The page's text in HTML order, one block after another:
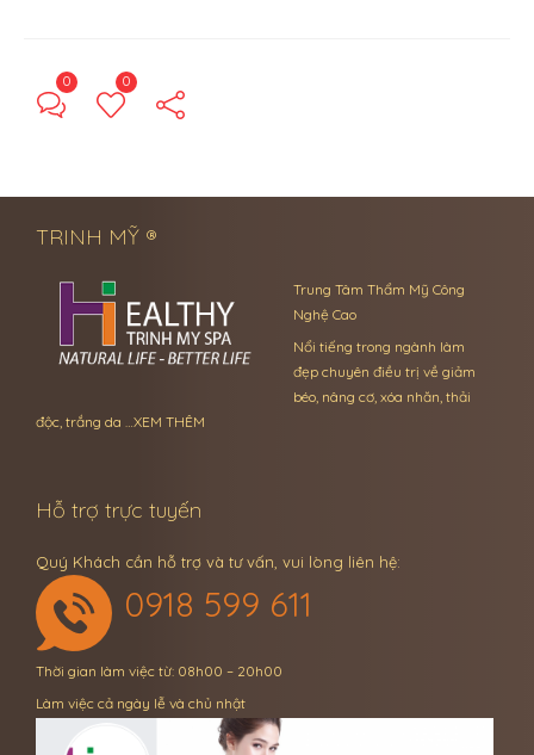
0 0
TRINH MỸ ®
Trung Tâm Thẩm Mỹ Công
Nghệ Cao
Nổi tiếng trong ngành làm
đẹp chuyên điều trị về giảm
béo, nâng cơ, xóa nhăn, thải
độc, trắng da …XEM THÊM
Hỗ trợ trực tuyến
Quý Khách cần hỗ trợ và tư vấn, vui lòng liên hệ:
0918 599 611
Thời gian làm việc từ: 08h00 – 20h00
Làm việc cả ngày lễ và chủ nhật